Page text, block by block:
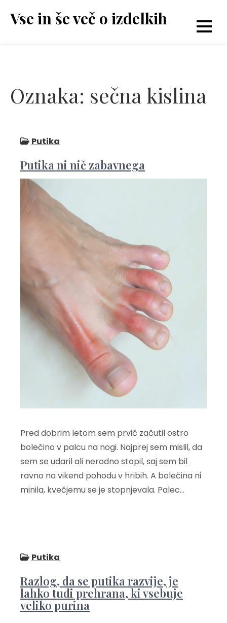
Vse in še več o izdelkih
Oznaka: sečna kislina
Putika
Putika ni nič zabavnega
Pred dobrim letom sem prvič začutil ostro
bolečino v palcu na nogi. Najprej sem mislil, da
sem se udaril ali nerodno stopil, saj sem bil
ravno na vikend pohodu v hribih. A bolečina ni
minila, kvečjemu se je stopnjevala. Palec…
Putika
Razlog, da se putika razvije, je
lahko tudi prehrana, ki vsebuje
veliko purina